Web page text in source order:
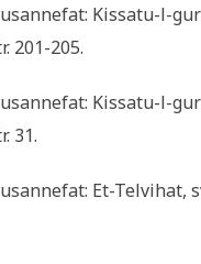
Kissatu-l-
201-205.
Kissatu-l-
31.
Et-Telvihat,